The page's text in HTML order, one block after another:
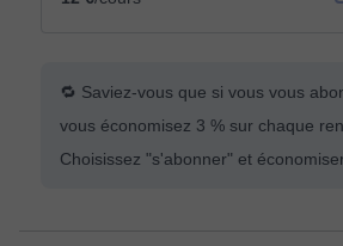
🔁 Saviez-vous que si vous vous
vous économisez 3 % sur chaque
Choisissez "s'abonner" et